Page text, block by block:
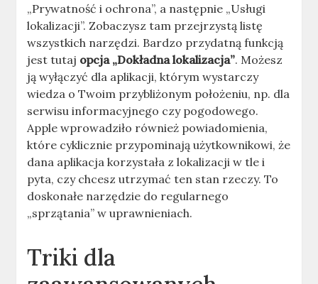
„Prywatność i ochrona”, a następnie „Usługi
lokalizacji”. Zobaczysz tam przejrzystą listę
wszystkich narzędzi. Bardzo przydatną funkcją
jest tutaj opcja „Dokładna lokalizacja”. Możesz
ją wyłączyć dla aplikacji, którym wystarczy
wiedza o Twoim przybliżonym położeniu, np. dla
serwisu informacyjnego czy pogodowego.
Apple wprowadziło również powiadomienia,
które cyklicznie przypominają użytkownikowi, że
dana aplikacja korzystała z lokalizacji w tle i
pyta, czy chcesz utrzymać ten stan rzeczy. To
doskonałe narzędzie do regularnego
„sprzątania” w uprawnieniach.
Triki dla